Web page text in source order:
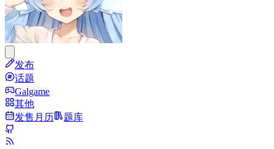
发布
话题
Galgame
其他
发售月历
题库